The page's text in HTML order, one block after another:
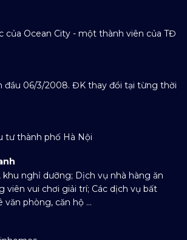
của Ocean City - một thành viên của TĐ
đầu 06/3/2008. ĐK thay đổi tại từng thời
tư thành phố Hà Nội
khu nghỉ dưỡng; Dịch vụ nhà hàng ăn
viên vui chơi giải trí; Các dịch vụ bất
phòng, căn hộ ...